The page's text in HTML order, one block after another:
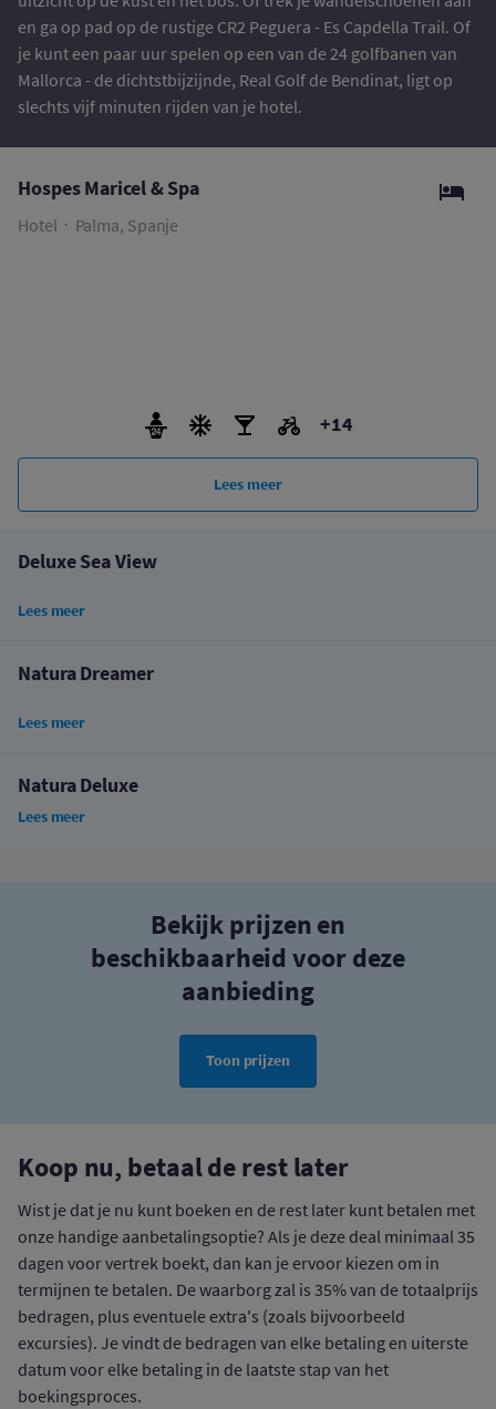
en ga op pad op de rustige CR2 Peguera - Es Capdella Trail. Of
je kunt een paar uur spelen op een van de 24 golfbanen van
Mallorca - de dichtstbijzijnde, Real Golf de Bendinat, ligt op
slechts vijf minuten rijden van je hotel.
Hospes Maricel & Spa
Hotel Palma, Spanje
+14
Lees meer
Deluxe Sea View
Lees meer
Natura Dreamer
Lees meer
Natura Deluxe
Lees meer
Bekijk prijzen en
beschikbaarheid voor deze
aanbieding
Toon prijzen
Koop nu, betaal de rest later
Wist je dat je nu kunt boeken en de rest later kunt betalen met
onze handige aanbetalingsoptie? Als je deze deal minimaal 35
dagen voor vertrek boekt, dan kan je ervoor kiezen om in
termijnen te betalen. De waarborg zal is 35% van de totaalprijs
bedragen, plus eventuele extra's (zoals bijvoorbeeld
excursies). Je vindt de bedragen van elke betaling en uiterste
datum voor elke betaling in de laatste stap van het
boekingsproces.